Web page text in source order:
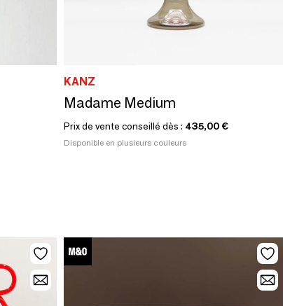
KANZ
Madame Medium
Prix de vente conseillé dès : 435,00 €
Disponible en plusieurs couleurs